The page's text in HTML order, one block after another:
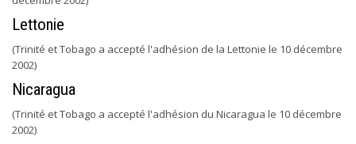
Lettonie
(Trinité et Tobago a accepté l'adhésion de la Lettonie le 10 décembre
2002)
Nicaragua
(Trinité et Tobago a accepté l'adhésion du Nicaragua le 10 décembre
2002)